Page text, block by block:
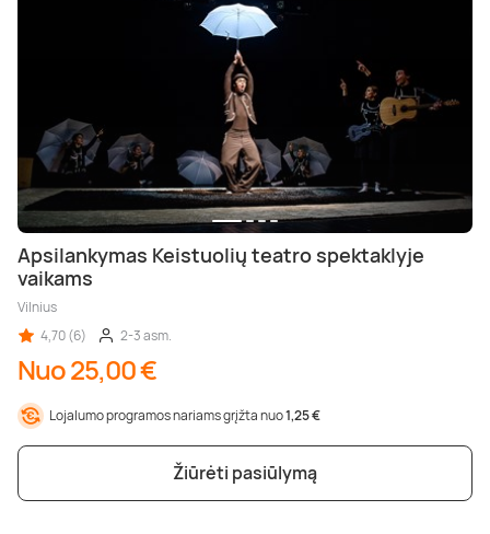
Apsilankymas Keistuolių teatro spektaklyje
vaikams
Vilnius
4,70 (6)
2-3 asm.
Nuo 25,00 €
Lojalumo programos nariams grįžta nuo1,25 €
Žiūrėti pasiūlymą